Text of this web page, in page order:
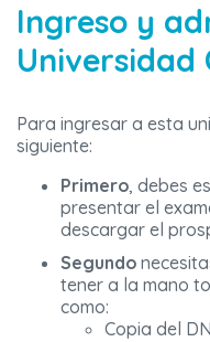
Ingreso y
Universidad
Para ingresar a esta
siguiente:
Primero, debes
presentar el
descargar el
Segundo
tener a la mano
como:
Copia del